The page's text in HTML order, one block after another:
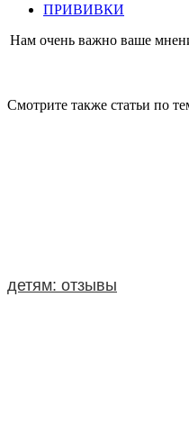
ПРИВИВКИ
Нам очень важно ваше
Смотрите также статьи по
детям: отзывы